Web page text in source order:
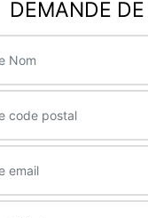
DEMANDE